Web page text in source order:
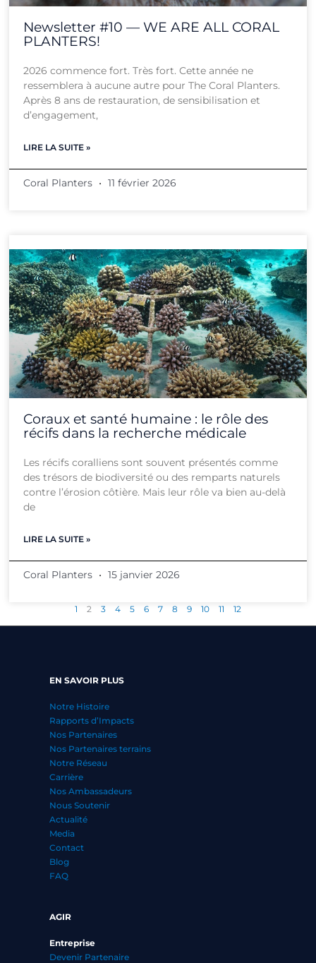
Newsletter #10 — WE ARE ALL CORAL
PLANTERS!
2026 commence fort. Très fort. Cette année ne
ressemblera à aucune autre pour The Coral Planters.
Après 8 ans de restauration, de sensibilisation et
d’engagement,
LIRE LA SUITE »
Coral Planters 11 février 2026
Coraux et santé humaine : le rôle des
récifs dans la recherche médicale
Les récifs coralliens sont souvent présentés comme
des trésors de biodiversité ou des remparts naturels
contre l’érosion côtière. Mais leur rôle va bien au-delà
de
LIRE LA SUITE »
Coral Planters 15 janvier 2026
1 2 3 4 5 6 7 8 9 10 11 12
EN SAVOIR PLUS
Notre Histoire
Rapports d’Impacts
Nos Partenaires
Nos Partenaires terrains
Notre Réseau
Carrière
Nos Ambassadeurs
Nous Soutenir
Actualité
Media
Contact
Blog
FAQ
AGIR
Entreprise
Devenir Partenaire